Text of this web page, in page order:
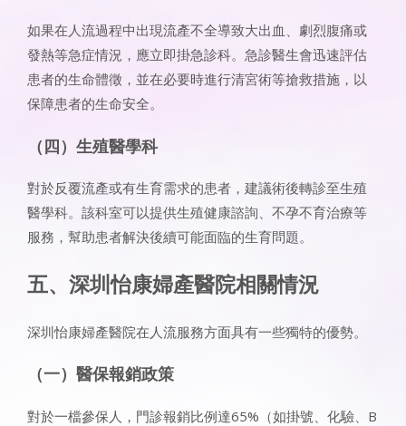
如果在人流過程中出現流產不全導致大出血、劇烈腹痛或
發熱等急症情況，應立即掛急診科。急診醫生會迅速評估
患者的生命體徵，並在必要時進行清宮術等搶救措施，以
保障患者的生命安全。
（四）生殖醫學科
對於反覆流產或有生育需求的患者，建議術後轉診至生殖
醫學科。該科室可以提供生殖健康諮詢、不孕不育治療等
服務，幫助患者解決後續可能面臨的生育問題。
五、深圳怡康婦產醫院相關情況
深圳怡康婦產醫院在人流服務方面具有一些獨特的優勢。
（一）醫保報銷政策
對於一檔參保人，門診報銷比例達65%（如掛號、化驗、B